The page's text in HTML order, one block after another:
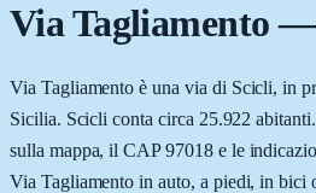
Via Tagliamento
Via Tagliamento è una via di Scicli, in
Sicilia. Scicli conta circa 25.922
sulla mappa, il CAP 97018 e le
Via Tagliamento in auto, a piedi, in bici